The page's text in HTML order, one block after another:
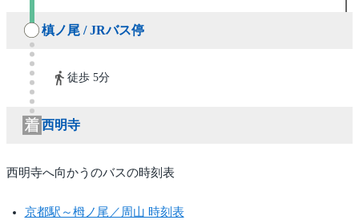
槙ノ尾 / JRバス停
徒歩 5分
西明寺
西明寺へ向かうのバスの時刻表
京都駅～栂ノ尾／周山 時刻表